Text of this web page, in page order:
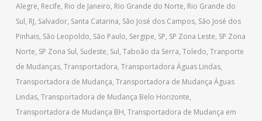
Alegre, Recife, Rio de Janeiro, Rio Grande do Norte, Rio Grande do
Sul, RJ, Salvador, Santa Catarina, São José dos Campos, São José dos
Pinhais, São Leopoldo, São Paulo, Sergipe, SP, SP Zona Leste, SP Zona
Norte, SP Zona Sul, Sudeste, Sul, Taboão da Serra, Toledo, Tranporte
de Mudanças, Transportadora, Transportadora Águas Lindas,
Transportadora de Mudança, Transportadora de Mudança Águas
Lindas, Transportadora de Mudança Belo Horizonte,
Transportadora de Mudança BH, Transportadora de Mudança em